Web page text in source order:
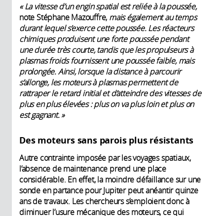
« La vitesse d’un engin spatial est reliée à la poussée,
note Stéphane Mazouffre, mais également au temps
durant lequel s’exerce cette poussée. Les réacteurs
chimiques produisent une forte poussée pendant
une durée très courte, tandis que les propulseurs à
plasmas froids fournissent une poussée faible, mais
prolongée. Ainsi, lorsque la distance à parcourir
s’allonge, les moteurs à plasmas permettent de
rattraper le retard initial et d’atteindre des vitesses de
plus en plus élevées : plus on va plus loin et plus on
est gagnant. »
Des moteurs sans parois plus résistants
Autre contrainte imposée par les voyages spatiaux,
l’absence de maintenance prend une place
considérable. En effet, la moindre défaillance sur une
sonde en partance pour Jupiter peut anéantir quinze
ans de travaux. Les chercheurs s’emploient donc à
diminuer l’usure mécanique des moteurs, ce qui